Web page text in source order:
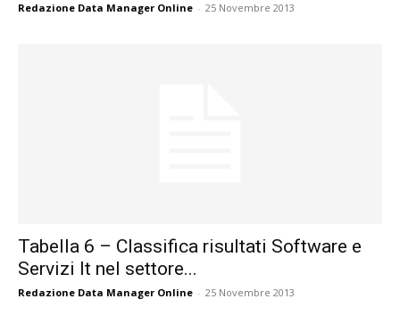
Redazione Data Manager Online - 25 Novembre 2013
Tabella 6 – Classifica risultati Software e
Servizi It nel settore...
Redazione Data Manager Online - 25 Novembre 2013